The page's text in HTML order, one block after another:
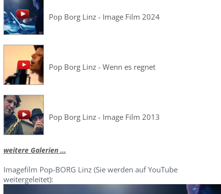
Pop Borg Linz - Image Film 2024
Pop Borg Linz - Wenn es regnet
Pop Borg Linz - Image Film 2013
weitere Galerien ...
Imagefilm Pop-BORG Linz (Sie werden auf YouTube
weitergeleitet):